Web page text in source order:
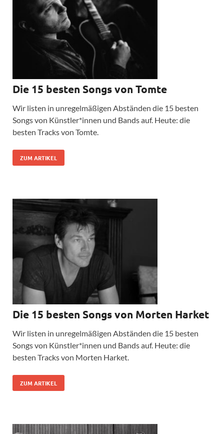
Die 15 besten Songs von Tomte
Wir listen in unregelmäßigen Abständen die 15 besten
Songs von Künstler*innen und Bands auf. Heute: die
besten Tracks von Tomte.
ZUM ARTIKEL
Die 15 besten Songs von Morten Harket
Wir listen in unregelmäßigen Abständen die 15 besten
Songs von Künstler*innen und Bands auf. Heute: die
besten Tracks von Morten Harket.
ZUM ARTIKEL